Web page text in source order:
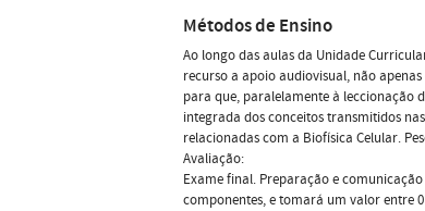
Métodos de Ensino
Ao longo das aulas da Unidade
recurso a apoio audiovisual, não
para que, paralelamente à leccionação
integrada dos conceitos transmitidos
relacionadas com a Biofísica Celular.
Avaliação:
Exame final. Preparação e
componentes, e tomará um valor entre 0